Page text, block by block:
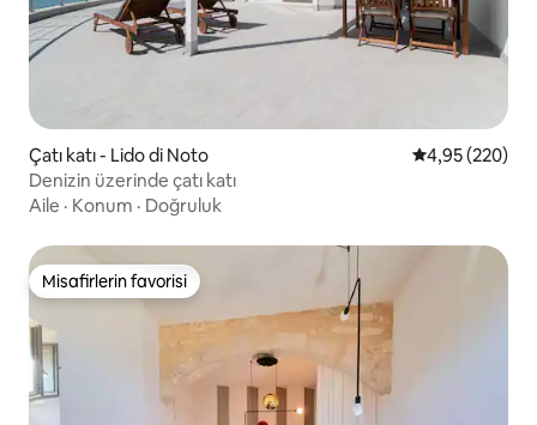
Çatı katı - Lido di Noto 5 üzerinden
4,95 (220)
Denizin üzerinde çatı katı
Aile · Konum · Doğruluk
Misafirlerin favorisi
Misafirlerin favorisi